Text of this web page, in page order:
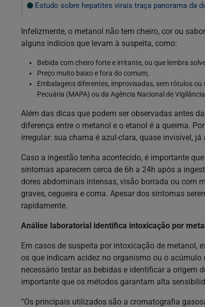
Estudo sobre hepatites virais traça panorama da
Infelizmente, o metanol não tem cheiro, cor ou
alguns indícios que levam à suspeita, como:
Bebida com cheiro forte e irritante, ou que lembra
Preço muito baixo e fora do comum;
Embalagens diferentes, improvisadas, sem rótulos
Pecuária (MAPA) ou da Agência Nacional de
Além das dicas que podem ser observadas antes
diferença entre o metanol e o etanol é a queima.
irregular: sua chama é azul-clara, quase invisível,
Caso a ingestão tenha acontecido, é importante
sintomas aparecem cerca de 6h a 24h após a
dores abdominais intensas, visão borrada ou com
graves, cegueira e coma. Apesar dos sintomas
rapidamente.
Análise laboratorial identifica intoxicação por
Em casos de suspeita por intoxicação de metanol,
os que indicam acidez no organismo ou o
necessário testar as bebidas e identificar a origem
importante que os métodos garantam alta
“Os principais utilizados são a cromatografia